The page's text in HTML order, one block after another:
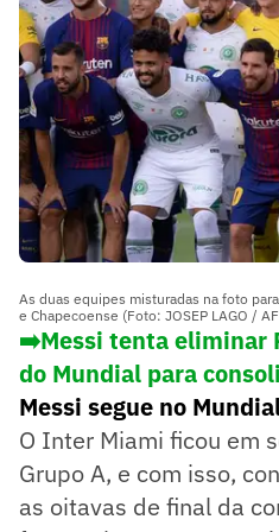
As duas equipes misturadas na foto
e Chapecoense (Foto: JOSEP LAGO /
➡️Messi tenta eliminar
do Mundial para
Messi segue no
O Inter Miami ficou em
Grupo A, e com isso,
as oitavas de final da